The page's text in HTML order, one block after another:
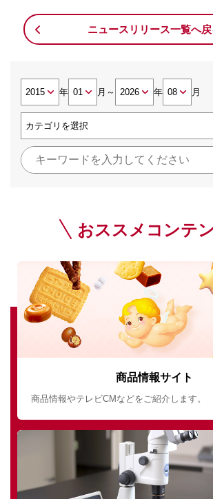
ニュースリリース一覧へ戻
年 月 ～ 年 月
おススメコンテ
商品情報サイト
商品情報やテレビCMなどをご紹介します。